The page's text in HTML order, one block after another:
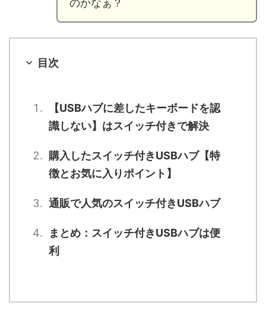
目次
【USBハブに差したキーボードを認
識しない】はスイッチ付きで解決
購入したスイッチ付きUSBハブ【特
徴とお気に入りポイント】
通販で人気のスイッチ付きUSBハブ
まとめ：スイッチ付きUSBハブは便
利